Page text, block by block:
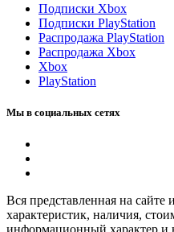
Подписки Xbox
Подписки PlayStation
Распродажа PlayStation
Распродажа Xbox
Xbox
PlayStation
Мы в социальных сетях
Вся представленная на
характеристик, наличия,